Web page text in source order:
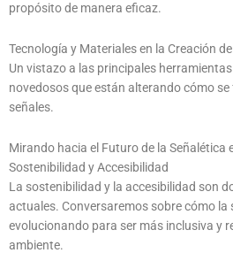
propósito de manera eficaz.
Tecnología y Materiales en la Creación
Un vistazo a las principales
novedosos que están alterando cómo
señales.
Mirando hacia el Futuro de la Señalética
Sostenibilidad y Accesibilidad
La sostenibilidad y la accesibilidad son
actuales. Conversaremos sobre cómo la
evolucionando para ser más inclusiva y
ambiente.